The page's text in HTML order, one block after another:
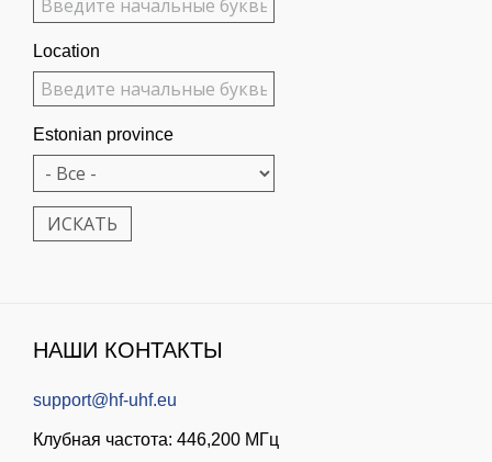
Location
Estonian province
НАШИ КОНТАКТЫ
support@hf-uhf.eu
Клубная частота: 446,200 МГц